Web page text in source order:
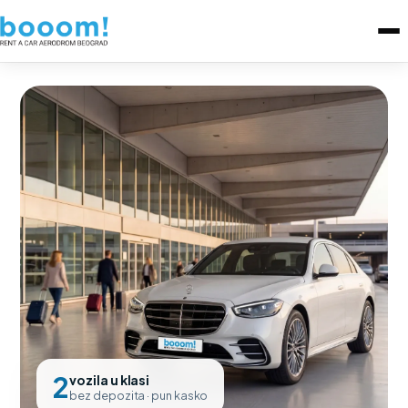
2vozila u klasi
bez depozita · pun kasko